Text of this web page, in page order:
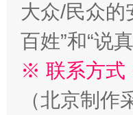
“刷贴”乱象
大众/民众的
百姓”和“说
※ 联系方式
（北京制作